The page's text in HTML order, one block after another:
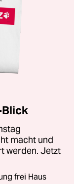
Blick
macht und
werden. Jetzt
frei Haus